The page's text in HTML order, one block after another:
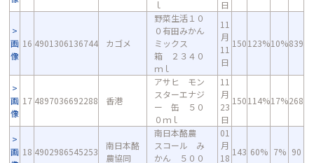
ｌ
日
画
像
16 4901306136744 カゴメ
野菜生活１０
０有田みかん
ミックス
箱 ２３４０
ｍｌ
11
月
11
日
150123%10%839
画
像
17 4897036692288 香港
アサヒ モン
スターエナジ
ー 缶 ５０
０ｍｌ
11
月
23
日
150114%17%268
画 18 4902986545253
南日本酪
農協同
南日本酪農
スコール み
かん ５００
01
月
18
143 60% 7% 90